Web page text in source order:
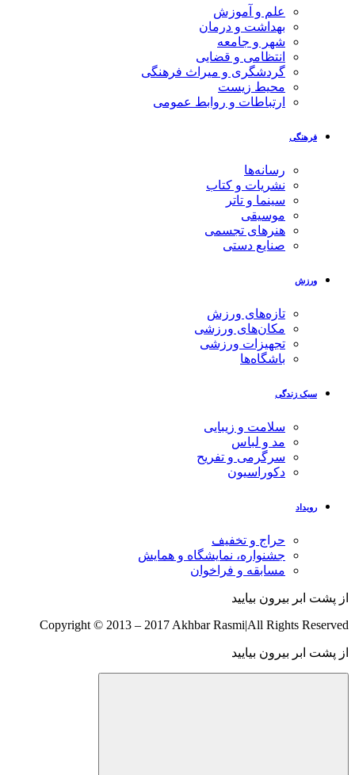
علم و آموزش
بهداشت و درمان
شهر و جامعه
انتظامی و قضایی
گردشگری و میراث فرهنگی
محیط زیست
ارتباطات و روابط عمومی
فرهنگی
رسانه‌ها
نشریات و کتاب
سینما و تاتر
موسیقی
هنرهای تجسمی
صنایع دستی
ورزش
تازه‌های ورزش
مکان‌های ورزشی
تجهیزات ورزشی
باشگاه‌ها
سبک زندگی
سلامت و زیبایی
مد و لباس
سرگرمی و تفریح
دکوراسیون
رویداد
حراج و تخفیف
جشنواره، نمایشگاه و همایش
مسابقه و فراخوان
از پشت ابر بیرون بیایید
Copyright © 2013 – 2017 Akhbar Rasmi|All Rights Reserved
از پشت ابر بیرون بیایید